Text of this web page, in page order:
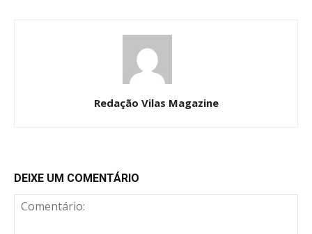
Redação Vilas Magazine
DEIXE UM COMENTÁRIO